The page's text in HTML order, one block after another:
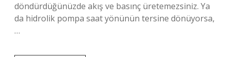
döndürdüğünüzde akış ve basınç üretemezsiniz. Ya
da hidrolik pompa saat yönünün tersine dönüyorsa,
…